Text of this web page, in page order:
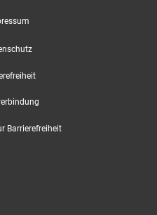
Barrierefreiheit